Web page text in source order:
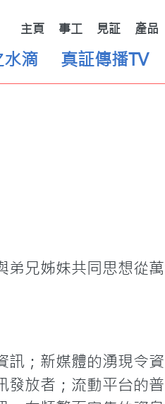
主頁 事工 見証 產品
水滴 真証傳播TV
弟兄姊妹共同思想從
；新媒體的湧現令
放者；流動平台的